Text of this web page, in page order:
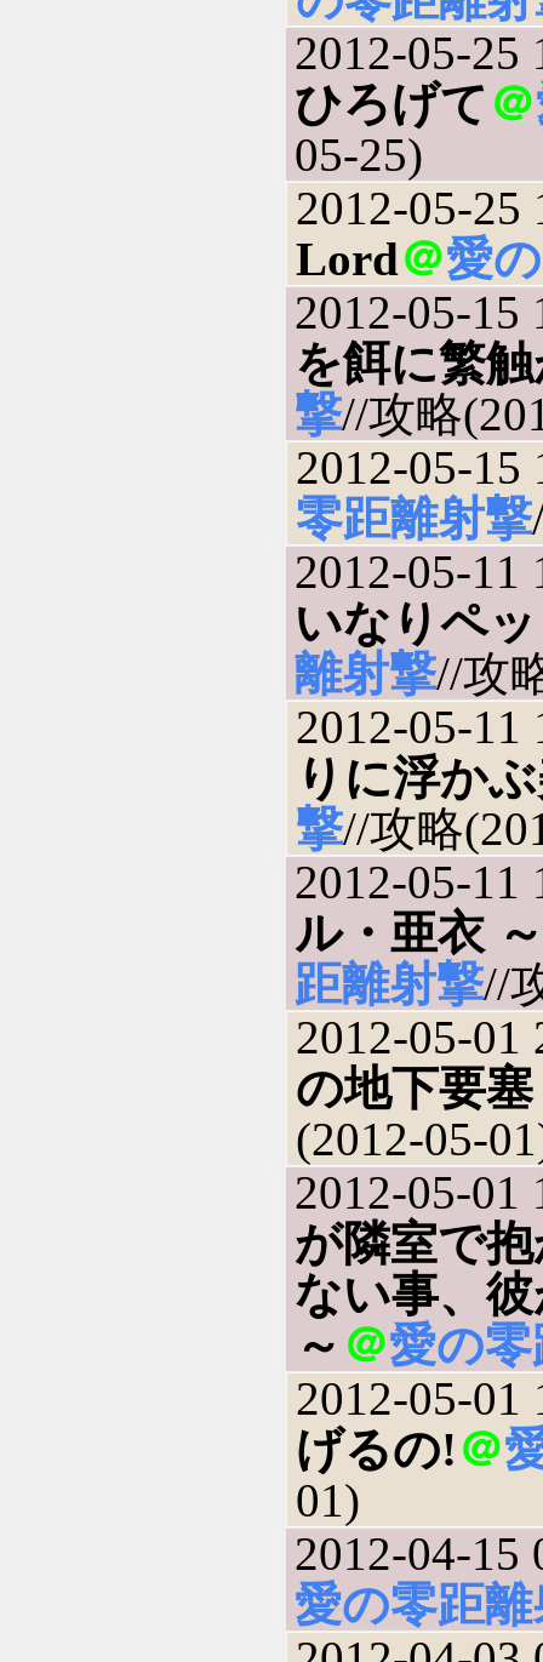
2012-05-25
ひろげて ＠
05-25)
2012-05-25
Lord＠愛
2012-05-15
を餌に繁
撃//攻略
2012-05-15
零距離射撃
2012-05-11
いなりペ
離射撃//攻
2012-05-11
りに浮か
撃//攻略
2012-05-11
ル・亜衣
距離射撃//
2012-05-01
の地下要
(2012-05-
2012-05-01
が隣室で
ない事、
～ ＠愛の
2012-05-01
げるの!＠
01)
2012-04-15
愛の零距